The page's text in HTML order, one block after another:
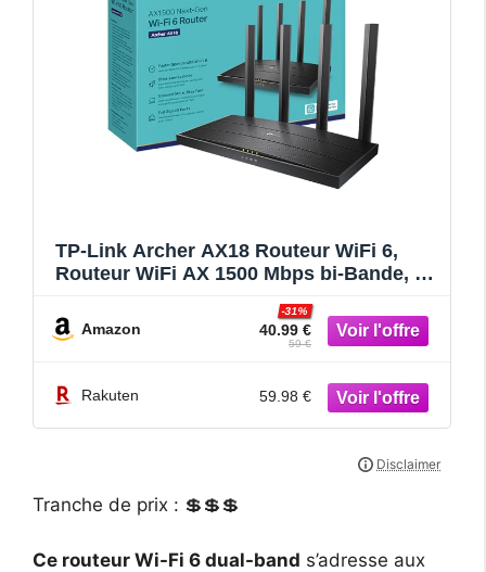
TP-Link Archer AX18 Routeur WiFi 6,
Routeur WiFi AX 1500 Mbps bi-Bande, 4
Performance, WPA3, Contrôle Parental,
EasyMesh, Antivirus intégré
Amazon 40.99 €
-31%
59 €
Rakuten 59.98 €
Tranche de prix : 💲💲💲
Ce routeur Wi-Fi 6 dual-band s’adresse aux